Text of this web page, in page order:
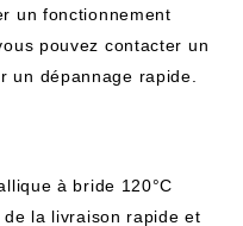
un fonctionnement
pouvez contacter un
un dépannage rapide.
à bride 120°C
la livraison rapide et